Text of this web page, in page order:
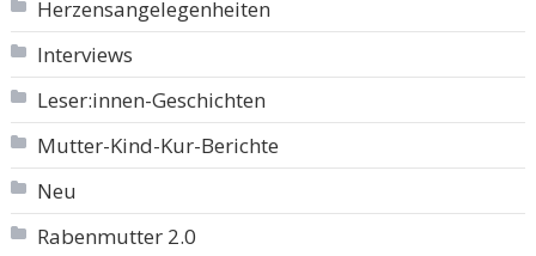
Herzensangelegenheiten
Interviews
Leser:innen-Geschichten
Mutter-Kind-Kur-Berichte
Neu
Rabenmutter 2.0